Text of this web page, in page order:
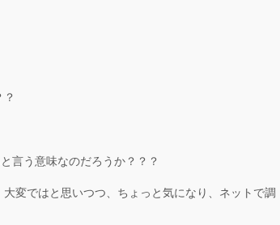
言う意味なのだろうか？？？
変ではと思いつつ、ちょっと気になり、ネットで調